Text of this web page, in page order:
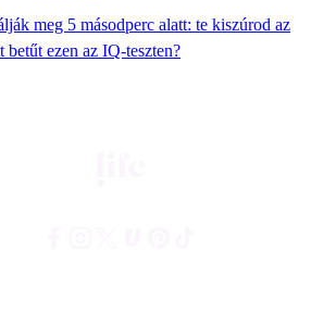
meg 5 másodperc alatt: te kiszúrod az
betűt ezen az IQ-teszten?